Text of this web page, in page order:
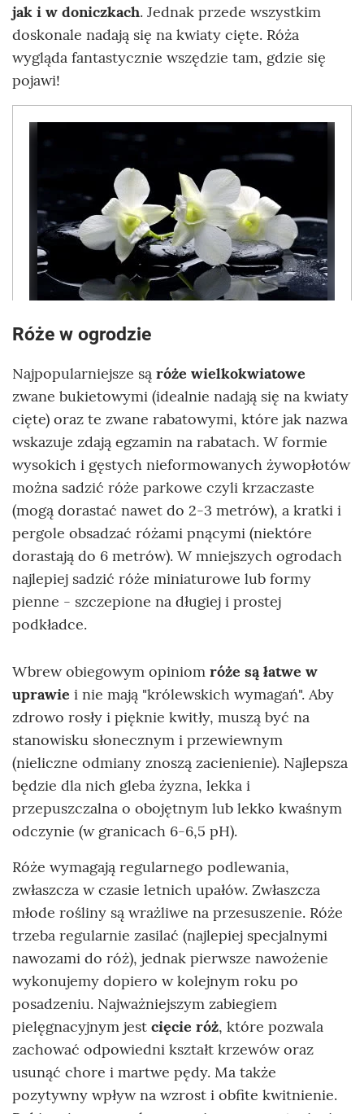
jak i w doniczkach. Jednak przede wszystkim
doskonale nadają się na kwiaty cięte. Róża
wygląda fantastycznie wszędzie tam, gdzie się
pojawi!
Róże w ogrodzie
Najpopularniejsze są róże wielkokwiatowe
zwane bukietowymi (idealnie nadają się na kwiaty
cięte) oraz te zwane rabatowymi, które jak nazwa
wskazuje zdają egzamin na rabatach. W formie
wysokich i gęstych nieformowanych żywopłotów
można sadzić róże parkowe czyli krzaczaste
(mogą dorastać nawet do 2-3 metrów), a kratki i
pergole obsadzać różami pnącymi (niektóre
dorastają do 6 metrów). W mniejszych ogrodach
najlepiej sadzić róże miniaturowe lub formy
pienne - szczepione na długiej i prostej
podkładce.
Wbrew obiegowym opiniom róże są łatwe w
uprawie i nie mają "królewskich wymagań". Aby
zdrowo rosły i pięknie kwitły, muszą być na
stanowisku słonecznym i przewiewnym
(nieliczne odmiany znoszą zacienienie). Najlepsza
będzie dla nich gleba żyzna, lekka i
przepuszczalna o obojętnym lub lekko kwaśnym
odczynie (w granicach 6-6,5 pH).
Róże wymagają regularnego podlewania,
zwłaszcza w czasie letnich upałów. Zwłaszcza
młode rośliny są wrażliwe na przesuszenie. Róże
trzeba regularnie zasilać (najlepiej specjalnymi
nawozami do róż), jednak pierwsze nawożenie
wykonujemy dopiero w kolejnym roku po
posadzeniu. Najważniejszym zabiegiem
pielęgnacyjnym jest cięcie róż, które pozwala
zachować odpowiedni kształt krzewów oraz
usunąć chore i martwe pędy. Ma także
pozytywny wpływ na wzrost i obfite kwitnienie.